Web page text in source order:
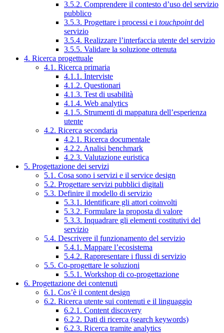
3.5.2. Comprendere il contesto d’uso del servizio
pubblico
3.5.3. Progettare i processi e i touchpointdel
servizio
3.5.4. Realizzare l’interfaccia utente del servizio
3.5.5. Validare la soluzione ottenuta
4. Ricerca progettuale
4.1. Ricerca primaria
4.1.1. Interviste
4.1.2. Questionari
4.1.3. Test di usabilità
4.1.4. Web analytics
4.1.5. Strumenti di mappatura dell’esperienza
utente
4.2. Ricerca secondaria
4.2.1. Ricerca documentale
4.2.2. Analisi benchmark
4.2.3. Valutazione euristica
5. Progettazione dei servizi
5.1. Cosa sono i servizi e il service design
5.2. Progettare servizi pubblici digitali
5.3. Definire il modello di servizio
5.3.1. Identificare gli attori coinvolti
5.3.2. Formulare la proposta di valore
5.3.3. Inquadrare gli elementi costitutivi del
servizio
5.4. Descrivere il funzionamento del servizio
5.4.1. Mappare l’ecosistema
5.4.2. Rappresentare i flussi di servizio
5.5. Co-progettare le soluzioni
5.5.1. Workshop di co-progettazione
6. Progettazione dei contenuti
6.1. Cos’è il content design
6.2. Ricerca utente sui contenuti e il linguaggio
6.2.1. Content discovery
6.2.2. Dati di ricerca (search keywords)
6.2.3. Ricerca tramite analytics